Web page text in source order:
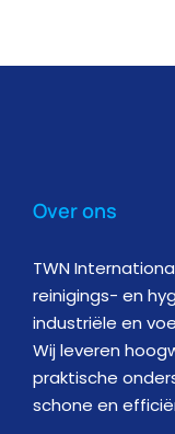
Over ons
TWN
reinigings- en
industriële en
Wij leveren
praktische
schone en